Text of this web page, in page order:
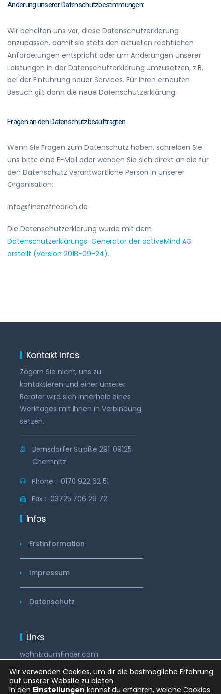
Änderung unserer Datenschutzbestimmungen:
Wir behalten uns vor, diese Datenschutzerklärung
anzupassen, damit sie stets den aktuellen rechtlichen
Anforderungen entspricht oder um Änderungen unserer
Leistungen in der Datenschutzerklärung umzusetzen, z.B.
bei der Einführung neuer Services. Für Ihren erneuten
Besuch gilt dann die neue Datenschutzerklärung.
Fragen an den Datenschutzbeauftragten:
Wenn Sie Fragen zum Datenschutz haben, schreiben Sie
uns bitte eine E-Mail oder wenden Sie sich direkt an die für
den Datenschutz verantwortliche Person in unserer
Organisation:
info@finanzfriedrich.de
Die Datenschutzerklärung wurde mit dem
Datenschutzerklärungs-Generator der activeMind AG
erstellt (Version 2018-09-24).
Kontakt Infos
Zögern Sie nicht, uns zu
kontaktieren und einer unserer
Berater wird sich innerhalb eines
Werktages mit Ihnen in Verbindung
setzen.
Bernsdorfer Straße 291, 09125
Chemnitz
Phone : 0170 922 62 51
Fax : 03725 706 29 72
Infos
Erstinformation
Impressum
Datenschutz
Links
wohntraumfinder.com
Wir verwenden Cookies, um dir die bestmögliche Erfahrung
auf unserer Website zu bieten.
In den Einstellungen kannst du erfahren, welche Cookies